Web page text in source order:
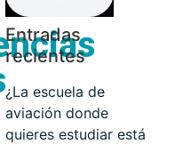
Entradas
recientes
¿La escuela de
aviación donde
quieres estudiar está